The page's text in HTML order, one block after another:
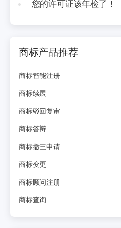
您的许可证该年检了！
商标产品推荐
商标智能注册
商标续展
商标驳回复审
商标答辩
商标撤三申请
商标变更
商标顾问注册
商标查询